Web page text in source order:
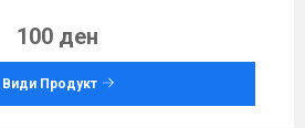
100 ден
Види Продукт